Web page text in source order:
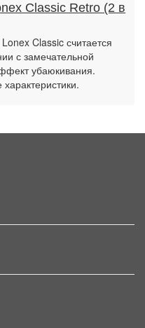
Classic Retro (2 в
Classic считается
с замечательной
убаюкивания.